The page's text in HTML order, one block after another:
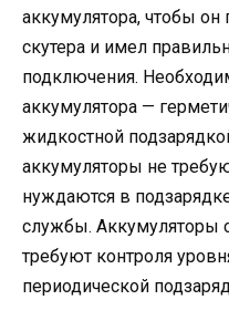
аккумулятора, чтобы
скутера и имел
подключения.
аккумулятора —
жидкостной
аккумуляторы не
нуждаются в
службы. Аккумуляторы
требуют контроля
периодической